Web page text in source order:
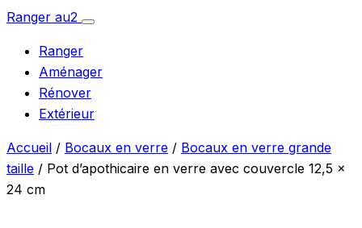
Aller
contenu
Ranger au2
Ouvrir
Ranger
Aménager
Rénover
Extérieur
Accueil / Bocaux en verre / Bocaux en verre grande
taille / Pot d’apothicaire en verre avec couvercle 12,5 x
24 cm